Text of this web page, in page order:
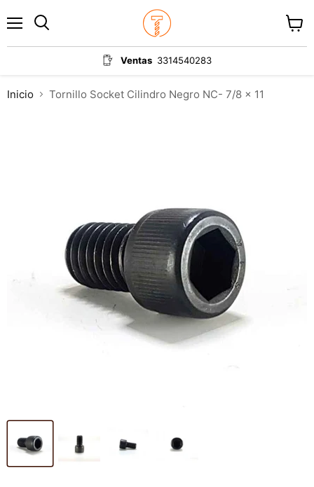
Ventas 3314540283
carrito
Inicio Tornillo Socket Cilindro Negro NC- 7/8 x 11